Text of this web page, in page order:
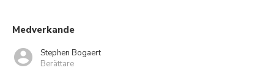
Medverkande
Stephen Bogaert
Berättare